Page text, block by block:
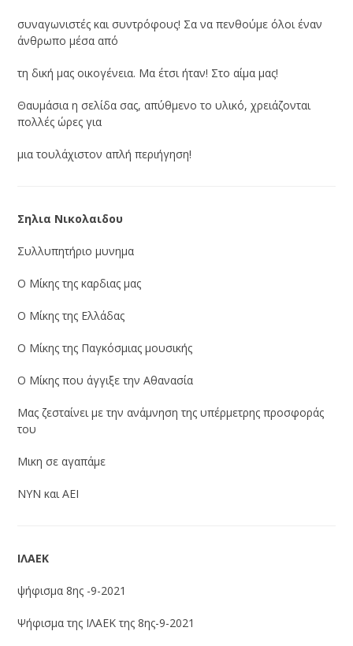
συναγωνιστές και συντρόφους! Σα να πενθούμε όλοι έναν
άνθρωπο μέσα από
τη δική μας οικογένεια. Μα έτσι ήταν! Στο αίμα μας!
Θαυμάσια η σελίδα σας, απύθμενο το υλικό, χρειάζονται
πολλές ώρες για
μια τουλάχιστον απλή περιήγηση!
Σηλια Νικολαιδου
Συλλυπητήριο μυνημα
Ο Μίκης της καρδιας μας
Ο Μίκης της Ελλάδας
Ο Μίκης της Παγκόσμιας μουσικής
Ο Μίκης που άγγιξε την Αθανασία
Μας ζεσταίνει με την ανάμνηση της υπέρμετρης προσφοράς
του
Μικη σε αγαπάμε
ΝΥΝ και ΑΕΙ
ΙΛΑΕΚ
ψήφισμα 8ης -9-2021
Ψήφισμα της ΙΛΑΕΚ της 8ης-9-2021